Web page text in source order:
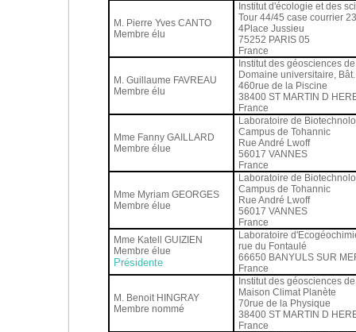
M. Pierre Yves CANTO
Membre élu
Institut d'écologie et des
Tour 44/45 case courrier
4Place Jussieu
75252 PARIS 05
France
M. Guillaume FAVREAU
Membre élu
Institut des géosciences
Domaine universitaire,
460rue de la Piscine
38400 ST MARTIN D
France
Mme Fanny GAILLARD
Membre élue
Laboratoire de
Campus de Tohannic
Rue André Lwoff
56017 VANNES
France
Mme Myriam GEORGES
Membre élue
Laboratoire de
Campus de Tohannic
Rue André Lwoff
56017 VANNES
France
Mme Katell GUIZIEN
Membre élue
Présidente
Laboratoire
rue du Fontaulé
66650 BANYULS SUR
France
M. Benoit HINGRAY
Membre nommé
Institut des géosciences
Maison Climat Planète
70rue de la Physique
38400 ST MARTIN D
France